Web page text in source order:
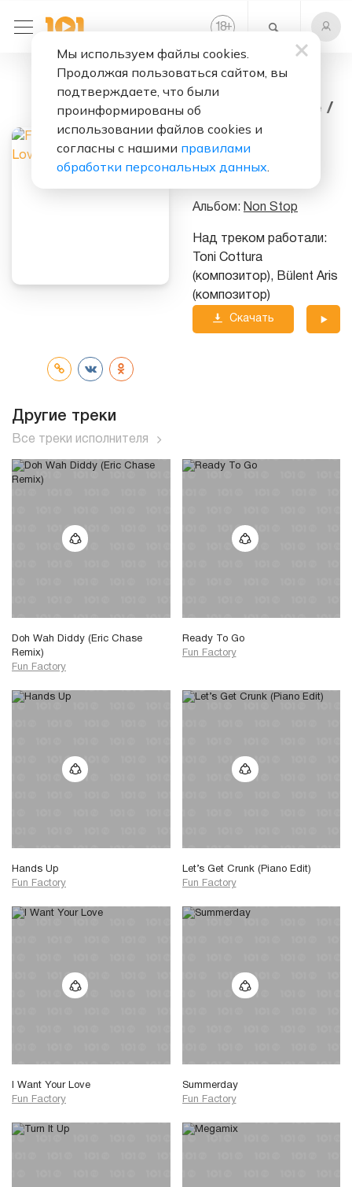
18+
Prove Your Love /
Freestylin'
Альбом: Non Stop
Над треком работали:
Toni Cottura
(композитор), Bülent Aris
(композитор)
Скачать
Другие треки
Все треки исполнителя
Doh Wah Diddy (Eric Chase
Remix)
Fun Factory
Ready To Go
Fun Factory
Hands Up
Fun Factory
Let’s Get Crunk (Piano Edit)
Fun Factory
I Want Your Love
Fun Factory
Summerday
Fun Factory
Мы используем файлы cookies.
Продолжая пользоваться сайтом, вы
подтверждаете, что были
проинформированы об
использовании файлов cookies и
согласны с нашими правилами
обработки персональных данных.